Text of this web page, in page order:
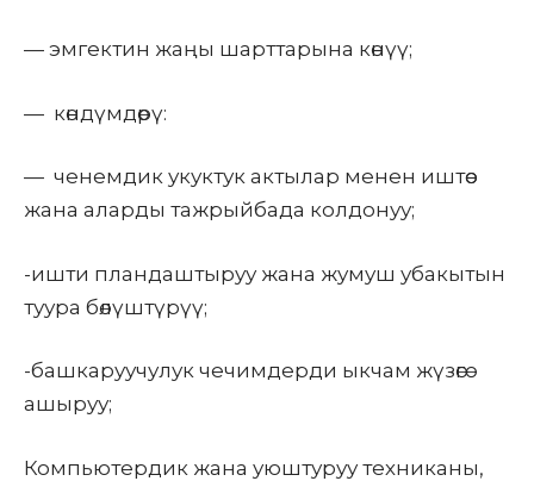
— эмгектин жаңы шарттарына көнүү;
— көндүмдөрү:
— ченемдик укуктук актылар менен иштөө
жана аларды тажрыйбада колдонуу;
-ишти пландаштыруу жана жумуш убакытын
туура бөлүштүрүү;
-башкаруучулук чечимдерди ыкчам жүзөгө
ашыруу;
Компьютердик жана уюштуруу техниканы,